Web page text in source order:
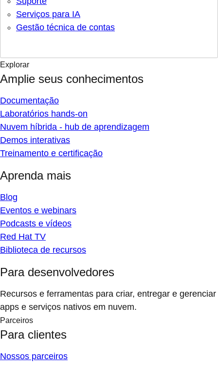
Serviços para IA
Gestão técnica de contas
Explorar
Amplie seus conhecimentos
Documentação
Laboratórios hands-on
Nuvem híbrida - hub de aprendizagem
Demos interativas
Treinamento e certificação
Aprenda mais
Blog
Eventos e webinars
Podcasts e vídeos
Red Hat TV
Biblioteca de recursos
Para desenvolvedores
Recursos e ferramentas para criar, entregar e gerenciar
apps e serviços nativos em nuvem.
Parceiros
Para clientes
Nossos parceiros